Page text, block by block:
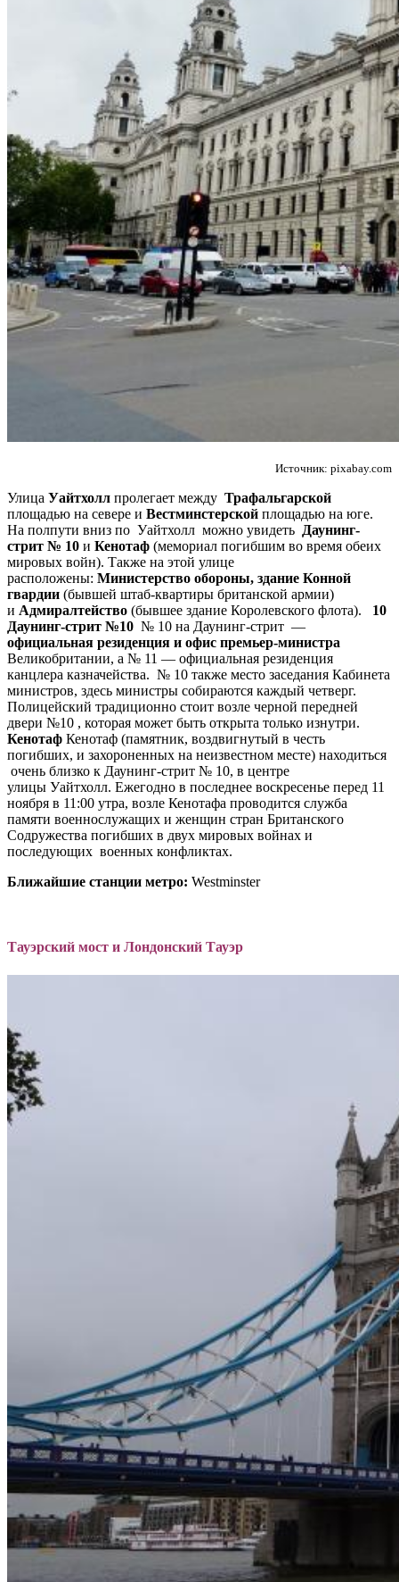
Источник: pixabay.com
Улица Уайтхолл пролегает между Трафальгарской
площадью на севере и Вестминстерской площадью на юге.
На полпути вниз по Уайтхолл можно увидеть Даунинг-
стрит № 10 и Кенотаф (мемориал погибшим во время обеих
мировых войн). Также на этой улице
расположены: Министерство обороны, здание Конной
гвардии (бывшей штаб-квартиры британской армии)
и Адмиралтейство (бывшее здание Королевского флота). 10
Даунинг-стрит №10 № 10 на Даунинг-стрит —
официальная резиденция и офис премьер-министра
Великобритании, а № 11 — официальная резиденция
канцлера казначейства. № 10 также место заседания Кабинета
министров, здесь министры собираются каждый четверг.
Полицейский традиционно стоит возле черной передней
двери №10 , которая может быть открыта только изнутри.
Кенотаф Кенотаф (памятник, воздвигнутый в честь
погибших, и захороненных на неизвестном месте) находиться
очень близко к Даунинг-стрит № 10, в центре
улицы Уайтхолл. Ежегодно в последнее воскресенье перед 11
ноября в 11:00 утра, возле Кенотафа проводится служба
памяти военнослужащих и женщин стран Британского
Содружества погибших в двух мировых войнах и
последующих военных конфликтах.
Ближайшие станции метро: Westminster
Тауэрский мост и Лондонский Тауэр